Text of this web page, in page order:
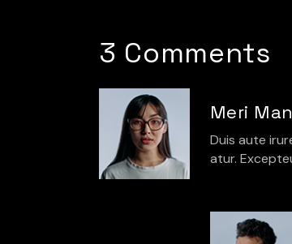
3 Comments
Meri
Duis aute
atur.